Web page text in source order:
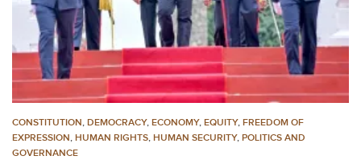
CONSTITUTION, DEMOCRACY, ECONOMY, EQUITY, FREEDOM OF
EXPRESSION, HUMAN RIGHTS, HUMAN SECURITY, POLITICS AND
GOVERNANCE